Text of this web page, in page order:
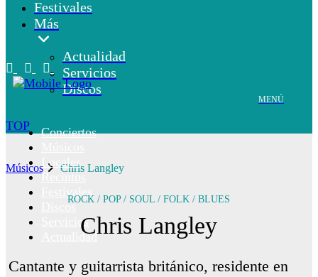
Festivales
Más
Actualidad
Servicios
Discos
MENÚ
Conciertos
Locales
Recintos
Festivales
Discos
Servicios
Actualidad
TOP
Músicos Chris Langley
ROCK / POP / SOUL / FOLK / BLUES
Chris Langley
Cantante y guitarrista británico, residente en